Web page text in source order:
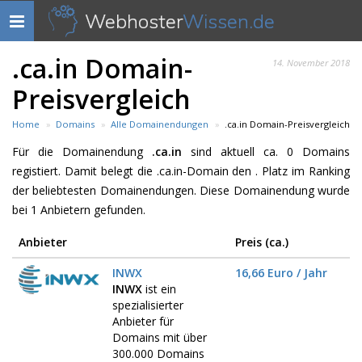
Navigation
anzeigen
WebhosterWissen.de
14. November 2018
.ca.in Domain-
Preisvergleich
Home Domains Alle Domainendungen .ca.in Domain-Preisvergleich
Für die Domainendung .ca.in sind aktuell ca. 0 Domains
registiert. Damit belegt die .ca.in-Domain den . Platz im Ranking
der beliebtesten Domainendungen. Diese Domainendung wurde
bei 1 Anbietern gefunden.
Anbieter
Preis (ca.)
INWX
INWX ist ein
spezialisierter
Anbieter für
Domains mit über
300.000 Domains
16,66 Euro / Jahr